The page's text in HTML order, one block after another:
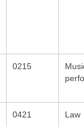
0215
0421 Law